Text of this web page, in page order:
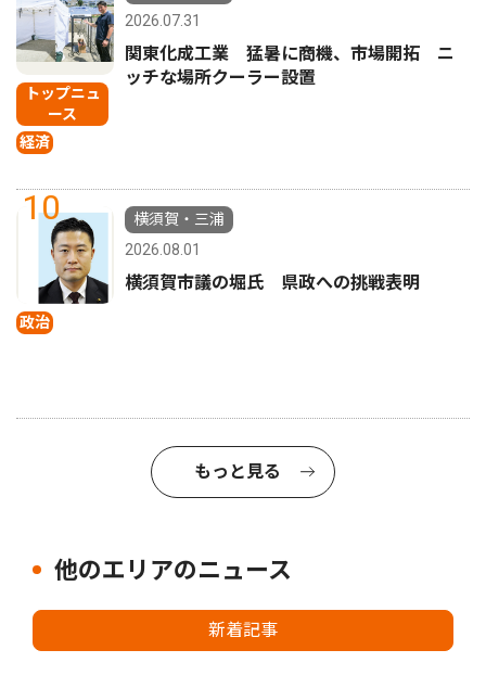
トップニュ
ース
経済
2026.07.31
関東化成工業 猛暑に商機、市場開拓 ニ
ッチな場所クーラー設置
10
政治
横須賀・三浦
2026.08.01
横須賀市議の堀氏 県政への挑戦表明
もっと見る
他のエリアのニュース
新着記事